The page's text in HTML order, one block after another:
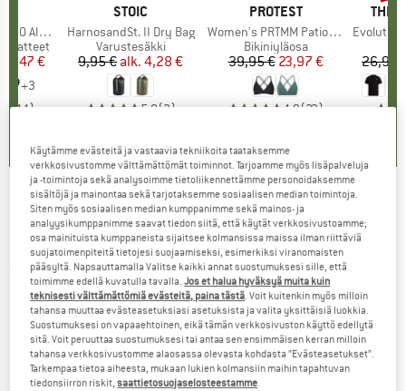
Brief
hinta
24,47 €
+3
(44)
MERKKI
STOIC
Tuote
HarnosandSt. II Dry Bag
Tuoteryhmä
Varustesäkki
Hinta
9,95 € Alennettu hinta
alk. 4,28 €
5,0(2)
MERKKI
PROTEST
Tuote
Women's PRTMM Patio Triangle
Tuoteryhmä
Bikiniyläosa
Hinta
39,95 €Alennettu hinta
23,97 €
4,9(23)
THE
Tuote
Evolution
26,95
SUNDAY AFTERNOONS - Outbound Cap -
Lippalakki
(0)
Käytämme evästeitä ja vastaavia tekniikoita taataksemme
verkkosivustomme välttämättömät toiminnot. Tarjoamme myös lisäpalveluja
ja -toimintoja sekä analysoimme tietoliikennettämme personoidaksemme
sisältöjä ja mainontaa sekä tarjotaksemme sosiaalisen median toimintoja.
Siten myös sosiaalisen median kumppanimme sekä mainos- ja
analyysikumppanimme saavat tiedon siitä, että käytät verkkosivustoamme;
osa mainituista kumppaneista sijaitsee kolmansissa maissa ilman riittäviä
suojatoimenpiteitä tietojesi suojaamiseksi, esimerkiksi viranomaisten
pääsyltä. Napsauttamalla Valitse kaikki annat suostumuksesi sille, että
toimimme edellä kuvatulla tavalla.Jos et halua hyväksyä muita kuin
teknisesti välttämättömiä evästeitä, paina tästä. Voit kuitenkin myös milloin
tahansa muuttaa evästeasetuksiasi asetuksista ja valita yksittäisiä luokkia.
Suostumuksesi on vapaaehtoinen, eikä tämän verkkosivuston käyttö edellytä
sitä. Voit peruuttaa suostumuksesi tai antaa sen ensimmäisen kerran milloin
tahansa verkkosivustomme alaosassa olevasta kohdasta ”Evästeasetukset”.
Tarkempaa tietoa aiheesta, mukaan lukien kolmansiin maihin tapahtuvan
tiedonsiirron riskit,saattietosuojaselosteestamme.